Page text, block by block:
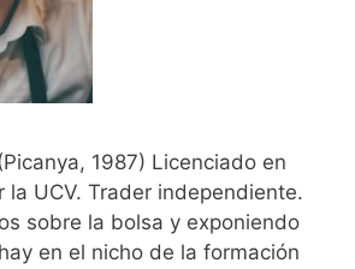
1987) Licenciado en
la UCV. Trader independiente.
sobre la bolsa y exponiendo
en el nicho de la formación